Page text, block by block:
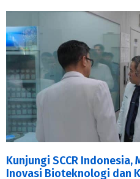
Kunjungi SCCR Indonesia,
Inovasi Bioteknologi dan